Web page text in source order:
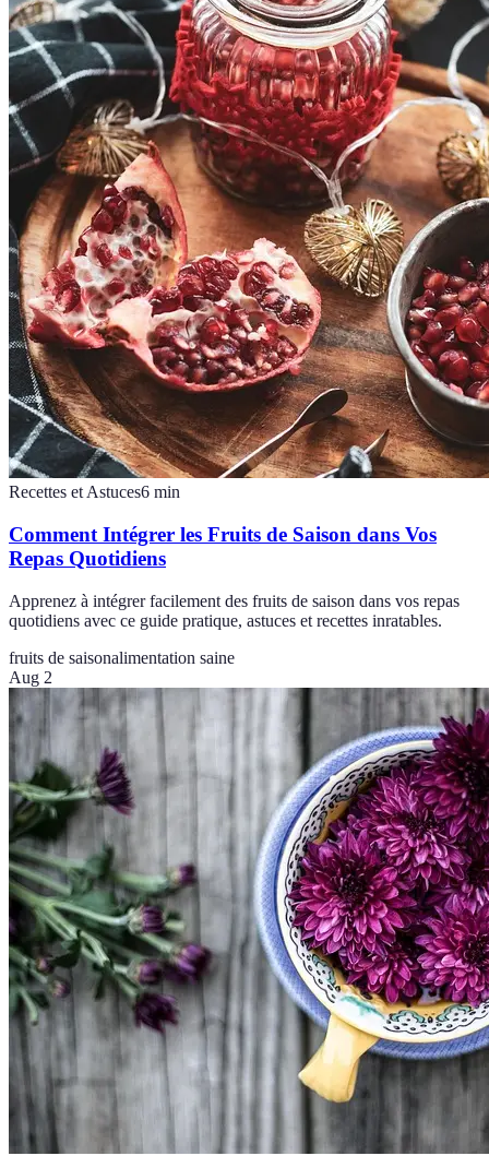
Recettes et Astuces6 min
Comment Intégrer les Fruits de Saison dans Vos
Repas Quotidiens
Apprenez à intégrer facilement des fruits de saison dans vos repas
quotidiens avec ce guide pratique, astuces et recettes inratables.
fruits de saisonalimentation saine
Aug 2